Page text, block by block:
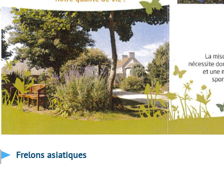
Frelons asiatiques